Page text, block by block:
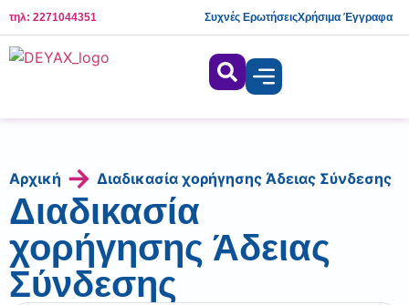
τηλ: 2271044351 Συχνές ΕρωτήσειςΧρήσιμα Έγγραφα
Αρχική → Διαδικασία χορήγησης Άδειας Σύνδεσης
Διαδικασία
χορήγησης Άδειας
Σύνδεσης